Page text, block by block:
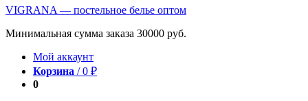
VIGRANA — постельное белье оптом
Минимальная сумма заказа 30000 руб.
Мой аккаунт
Корзина /0 ₽
0